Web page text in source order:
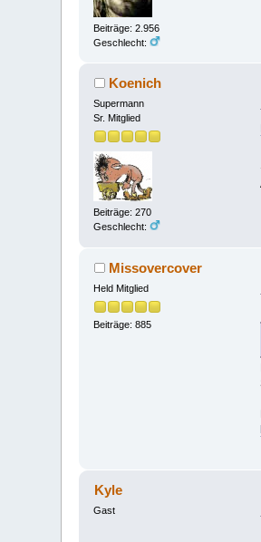
Beiträge: 2.956
Geschlecht:
Koenich
Supermann
Sr. Mitglied
Beiträge: 270
Geschlecht:
Missovercover
Held Mitglied
Beiträge: 885
Kyle
Gast